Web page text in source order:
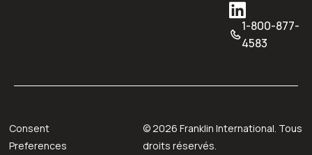
1-800-877-
4583
©2026 Franklin International. Tous
droits réservés.
Consent
Preferences